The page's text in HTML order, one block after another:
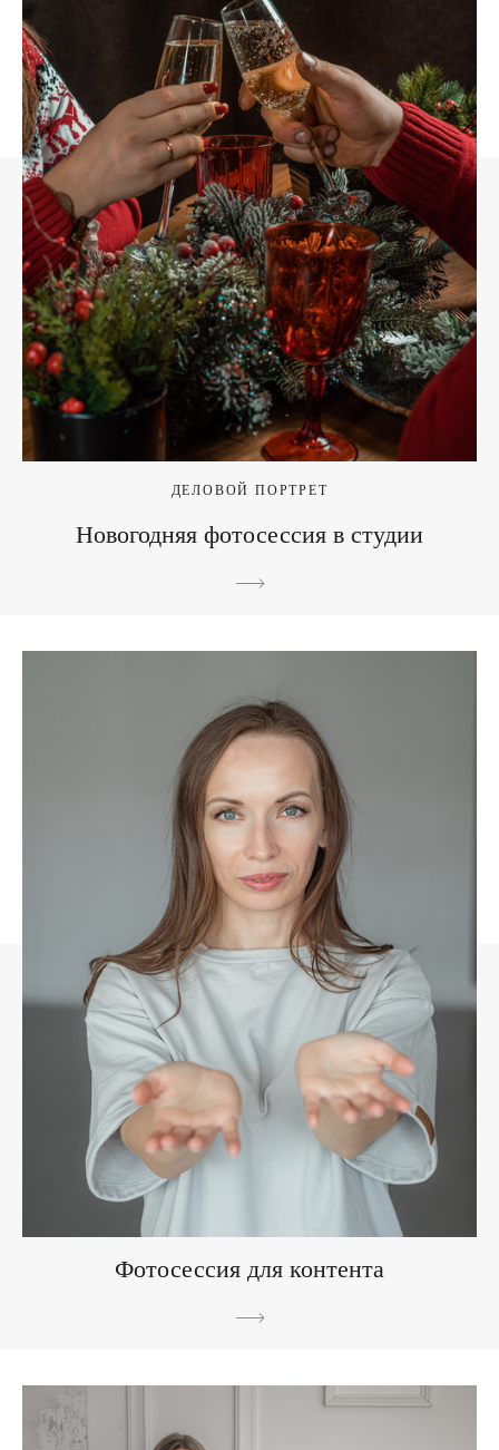
ДЕЛОВОЙ ПОРТРЕТ
Новогодняя фотосессия в студии
Фотосессия для контента